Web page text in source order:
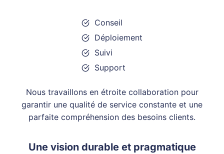
Conseil
Déploiement
Suivi
Support
Nous travaillons en étroite collaboration pour
garantir une qualité de service constante et une
parfaite compréhension des besoins clients.
Une vision durable et pragmatique